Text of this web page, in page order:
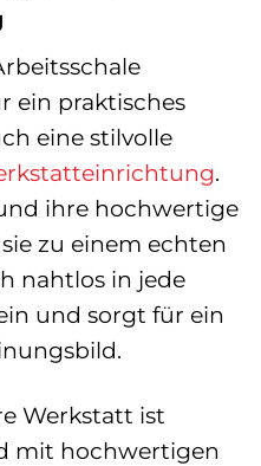
ein praktisches
eine stilvolle
.
ihre hochwertige
zu einem echten
nahtlos in jede
und sorgt für ein
Werkstatt ist
mit hochwertigen